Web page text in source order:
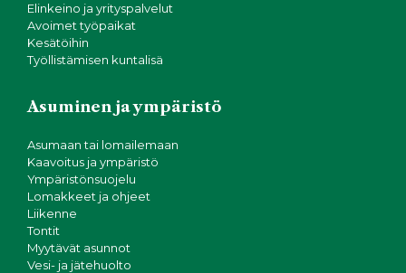
Elinkeino ja yrityspalvelut
Avoimet työpaikat
Kesätöihin
Työllistämisen kuntalisä
Asuminen ja ympäristö
Asumaan tai lomailemaan
Kaavoitus ja ympäristö
Ympäristönsuojelu
Lomakkeet ja ohjeet
Liikenne
Tontit
Myytävät asunnot
Vesi- ja jätehuolto